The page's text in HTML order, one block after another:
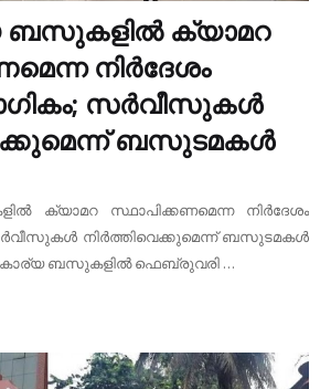
ക്യാമറ
നിർദേശം
സർവീസുകൾ
ബസുടമകൾ
ക്യാമറ സ്ഥാപിക്കണമെന്ന നിർദേശം
നിർത്തിവെക്കുമെന്ന് ബസുടമകൾ
ബസുകളിൽ ഫെബ്രുവരി …